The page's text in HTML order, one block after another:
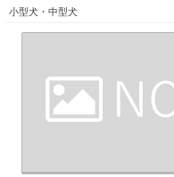
小型犬・中型犬